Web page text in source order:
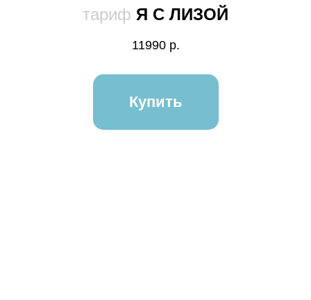
тариф Я С ЛИЗОЙ
11990 р.
Купить